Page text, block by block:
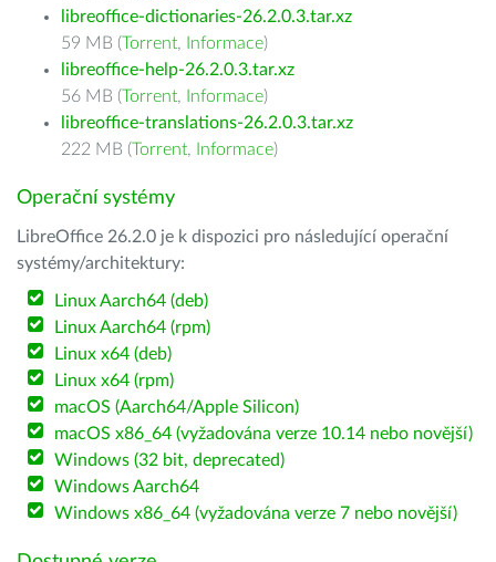
libreoffice-dictionaries-26.2.0.3.tar.xz
59 MB (Torrent, Informace)
libreoffice-help-26.2.0.3.tar.xz
56 MB (Torrent, Informace)
libreoffice-translations-26.2.0.3.tar.xz
222 MB (Torrent, Informace)
Operační systémy
LibreOffice 26.2.0 je k dispozici pro následující operační
systémy/architektury:
Linux Aarch64 (deb)
Linux Aarch64 (rpm)
Linux x64 (deb)
Linux x64 (rpm)
macOS (Aarch64/Apple Silicon)
macOS x86_64 (vyžadována verze 10.14 nebo novější)
Windows (32 bit, deprecated)
Windows Aarch64
Windows x86_64 (vyžadována verze 7 nebo novější)